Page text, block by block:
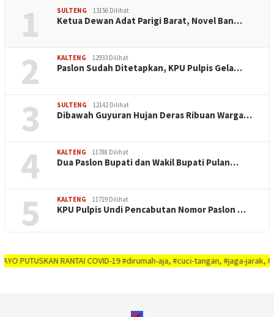
1 SULTENG 13156 Dilihat
Ketua Dewan Adat Parigi Barat, Novel Ban…
2 KALTENG 12933 Dilihat
Paslon Sudah Ditetapkan, KPU Pulpis Gela…
3 SULTENG 12142 Dilihat
Dibawah Guyuran Hujan Deras Ribuan Warga…
4 KALTENG 11788 Dilihat
Dua Paslon Bupati dan Wakil Bupati Pulan…
5 KALTENG 11719 Dilihat
KPU Pulpis Undi Pencabutan Nomor Paslon …
RANTAI COVID-19 #dirumah-aja, #cuci-tangan, #jaga-jarak,